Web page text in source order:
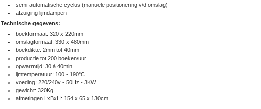
semi-automatische cyclus (manuele positionering v/d omslag)
afzuiging lijmdampen
Technische gegevens:
boekformaat: 320 x 220mm
omslagformaat: 330 x 480mm
boekdikte: 2mm tot 40mm
productie tot 200 boeken/uur
opwarmtijd: 30 à 40min
ljmtemperatuur: 100 - 190°C
voeding: 220/240v - 50Hz - 3KW
gewicht: 320Kg
afmetingen LxBxH: 154 x 65 x 130cm